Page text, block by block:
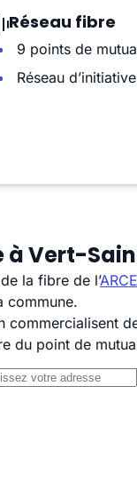
Réseau fibre
9 points de
Réseau
à Vert-
la fibre de l’
commune.
commercialisent
du point de